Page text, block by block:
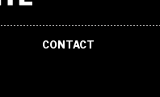
CONTACT